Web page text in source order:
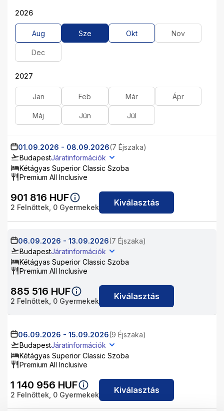
2026
Aug Sze Okt Nov
Dec
2027
Jan Feb Már Ápr
Máj Jún Júl
01.09.2026 - 08.09.2026(7 Éjszaka)
BudapestJáratinformációk
Kétágyas Superior Classic Szoba
Premium All Inclusive
901 816 HUF
2 Felnőttek, 0 Gyermekek Kiválasztás
06.09.2026 - 13.09.2026(7 Éjszaka)
BudapestJáratinformációk
Kétágyas Superior Classic Szoba
Premium All Inclusive
885 516 HUF
2 Felnőttek, 0 Gyermekek Kiválasztás
06.09.2026 - 15.09.2026(9 Éjszaka)
BudapestJáratinformációk
Kétágyas Superior Classic Szoba
Premium All Inclusive
1 140 956 HUF
2 Felnőttek, 0 Gyermekek Kiválasztás